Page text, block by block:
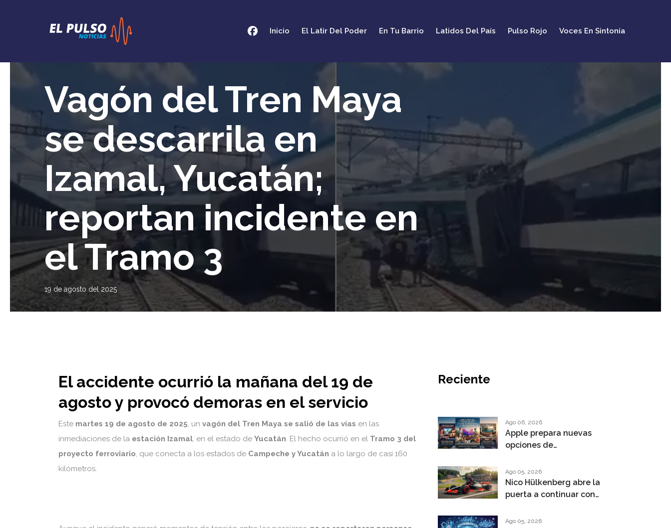
Inicio El Latir Del Poder En Tu Barrio Latidos Del País Pulso Rojo Voces En Sintonía
Vagón del Tren Maya
se descarrila en
Izamal, Yucatán;
reportan incidente en
el Tramo 3
19 de agosto del 2025
El accidente ocurrió la mañana del 19 de
agosto y provocó demoras en el servicio
Este martes 19 de agosto de 2025, un vagón del Tren Maya se salió de las vías en las
inmediaciones de la estación Izamal, en el estado de Yucatán. El hecho ocurrió en el Tramo 3 del
proyecto ferroviario, que conecta a los estados de Campeche y Yucatán a lo largo de casi 160
kilómetros.
Reciente
Ago 06, 2026
Apple prepara nuevas
opciones de
videojuegos para agosto
Ago 05, 2026
Nico Hülkenberg abre la
puerta a continuar con
Ago 05, 2026